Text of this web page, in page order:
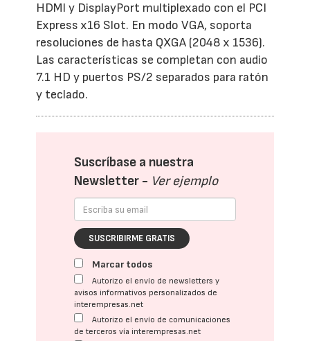
HDMI y DisplayPort multiplexado con el PCI
Express x16 Slot. En modo VGA, soporta
resoluciones de hasta QXGA (2048 x 1536).
Las características se completan con audio
7.1 HD y puertos PS/2 separados para ratón
y teclado.
Suscríbase a nuestra
Newsletter - Ver ejemplo
SUSCRIBIRME GRATIS
Marcar todos
Autorizo el envío de newsletters y
avisos informativos personalizados de
interempresas.net
Autorizo el envío de comunicaciones
de terceros vía interempresas.net